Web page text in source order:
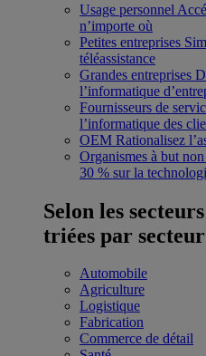
Usage personnel
n’importe où
Petites entreprises
téléassistance
Grandes entreprises
l’informatique
Fournisseurs de
l’informatique des
OEM Rationalisez
Organismes à but
30 % sur la
Selon les secteurs
triées par secteur
Automobile
Agriculture
Logistique
Fabrication
Commerce de détail